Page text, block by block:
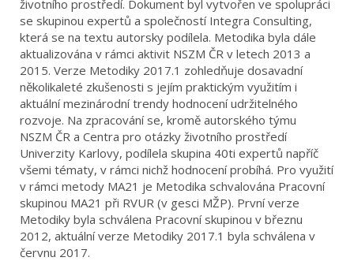
životního prostředí. Dokument byl vytvořen ve spolupráci
se skupinou expertů a společností Integra Consulting,
která se na textu autorsky podílela. Metodika byla dále
aktualizována v rámci aktivit NSZM ČR v letech 2013 a
2015. Verze Metodiky 2017.1 zohledňuje dosavadní
několikaleté zkušenosti s jejím praktickým využitím i
aktuální mezinárodní trendy hodnocení udržitelného
rozvoje. Na zpracování se, kromě autorského týmu
NSZM ČR a Centra pro otázky životního prostředí
Univerzity Karlovy, podílela skupina 40ti expertů napříč
všemi tématy, v rámci nichž hodnocení probíhá. Pro využití
v rámci metody MA21 je Metodika schvalována Pracovní
skupinou MA21 při RVUR (v gesci MŽP). První verze
Metodiky byla schválena Pracovní skupinou v březnu
2012, aktuální verze Metodiky 2017.1 byla schválena v
červnu 2017.